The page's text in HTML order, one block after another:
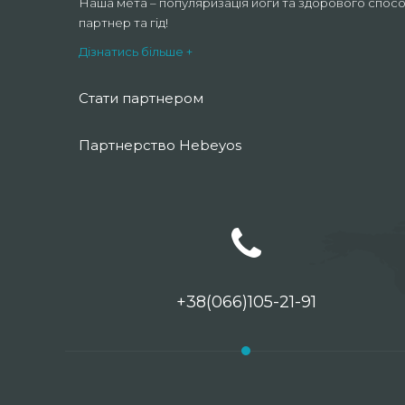
партнер та гід!
Дізнатись більше +
Стати партнером
Партнерство Hebeyos
+38(066)105-21-91